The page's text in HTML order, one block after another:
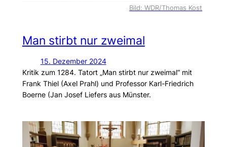
Bild: WDR/Thomas Kost
Man stirbt nur zweimal
15. Dezember 2024
Kritik zum 1284. Tatort „Man stirbt nur zweimal“ mit
Frank Thiel (Axel Prahl) und Professor Karl-Friedrich
Boerne (Jan Josef Liefers aus Münster.